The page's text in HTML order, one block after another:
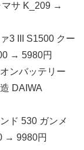
マサ K_209 →
3 III S1500 クー
→ 5980円
ンバッテリー
DAIWA
ド 530 ガンメ
→ 9980円